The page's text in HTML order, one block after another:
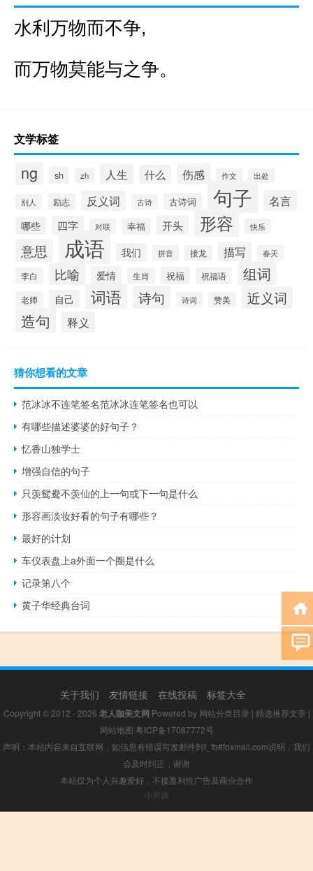
水利万物而不争,
而万物莫能与之争。
文学标签
ng sh zh 人生 什么 伤感 作文 出处
别人 励志 反义词 古诗 古诗词 句子 名言
哪些 四字 对联 幸福 开头 形容 快乐
意思 成语 我们 拼音 接龙 描写 春天
李白 比喻 爱情 生肖 祝福 祝福语 组词
老师 自己 词语 诗句 诗词 赞美 近义词
造句 释义
猜你想看的文章
范冰冰不连笔签名范冰冰连笔签名也可以
有哪些描述婆婆的好句子？
忆香山独学士
增强自信的句子
只羡鸳鸯不羡仙的上一句或下一句是什么
形容画淡妆好看的句子有哪些？
最好的计划
车仪表盘上a外面一个圈是什么
记录第八个
黄子华经典台词
关于我们 友情链接 在线投稿 标签大全
Copyright © 2012 - 2026 老人咖美文网 Powered by 网站分类目录 | 精选推荐文章 |
网站地图 粤ICP备17087772号
声明：本站内容来自互联网，如信息有错误可发邮件到f_fb#foxmail.com说明，我们
会及时纠正，谢谢
本站仅为个人兴趣爱好，不接盈利性广告及商业合作
小男孩